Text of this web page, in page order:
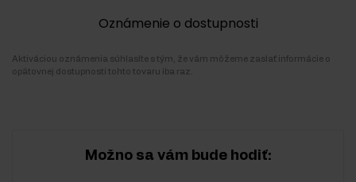
Oznámenie o dostupnosti
Aktiváciou oznámenia súhlasíte s tým, že vám môžeme zaslať informácie o
opätovnej dostupnosti tohto tovaru iba raz.
Možno sa vám bude hodiť: